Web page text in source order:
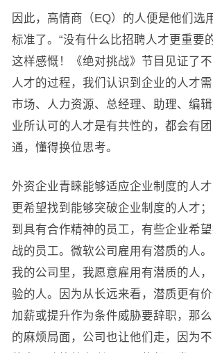
因此，高情商（EQ）的人便是他们选
标准了。“没有什么比招聘人才更重要
这样感慨！《绝对挑战》节目见证了
人才的过程，我们认识到企业的人才
市场、人力资源、总经理、助理、编
业所认可的人才是有共性的，都会有
通，懂得换位思考。
外资企业青睐能够适应企业制度的人
更希望找到能够突破企业制度的人才
到具有合作精神的员工，有些企业希
战的员工。微软公司雇用有潜质的人
我的公司里，我愿意雇用有潜质的人
验的人。因为从长远来看，潜质更有
加薪或提升作为条件威胁要辞职，那
的麻烦局面，公司也让他们走，因为